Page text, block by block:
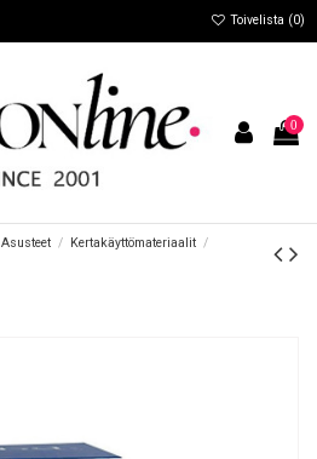
Toivelista (0)
0
Asusteet
Kertakäyttömateriaalit